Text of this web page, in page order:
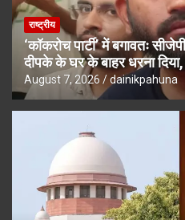
राष्ट्रीय
‘कॉकरोच पार्टी’ में बगावतः
दीपके के घर के बाहर धरना
August 7, 2026 dainikpahuna